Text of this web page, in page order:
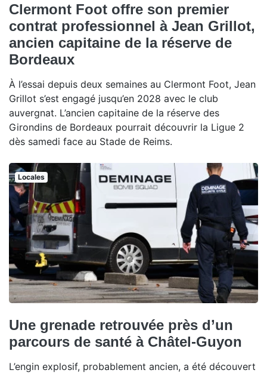
Clermont Foot offre son premier
contrat professionnel à Jean Grillot,
ancien capitaine de la réserve de
Bordeaux
À l’essai depuis deux semaines au Clermont Foot, Jean
Grillot s’est engagé jusqu’en 2028 avec le club
auvergnat. L’ancien capitaine de la réserve des
Girondins de Bordeaux pourrait découvrir la Ligue 2
dès samedi face au Stade de Reims.
Locales
Une grenade retrouvée près d’un
parcours de santé à Châtel-Guyon
L’engin explosif, probablement ancien, a été découvert